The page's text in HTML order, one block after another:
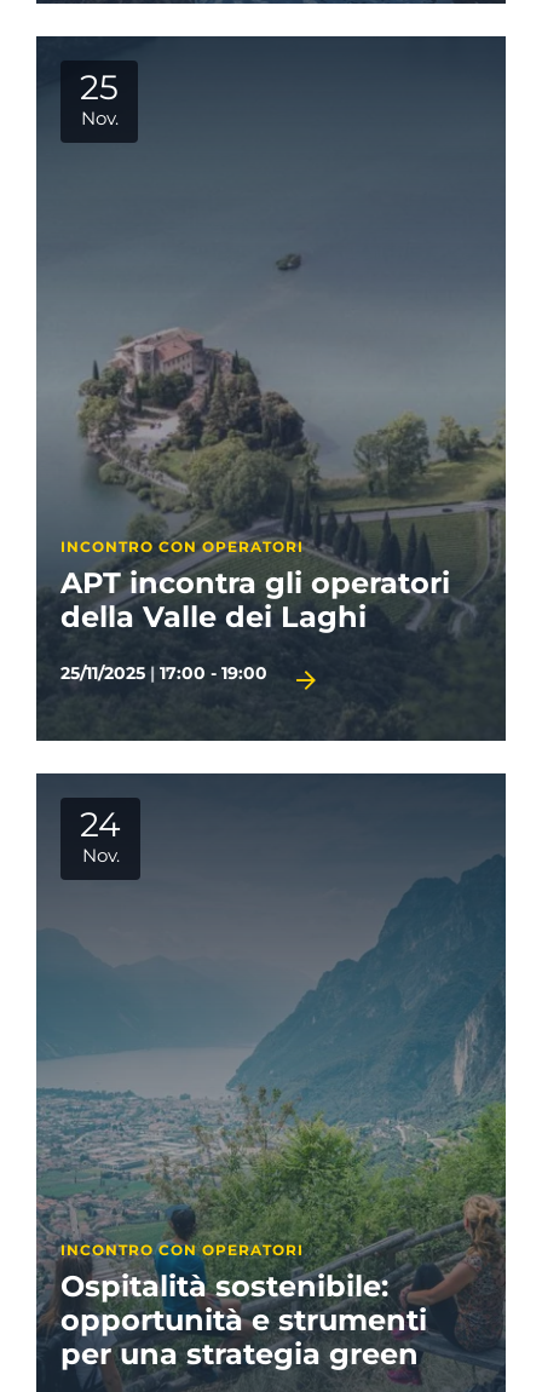
25
Nov.
INCONTRO CON OPERATORI
APT incontra gli operatori
della Valle dei Laghi
25/11/2025 | 17:00 - 19:00
24
Nov.
INCONTRO CON OPERATORI
Ospitalità sostenibile:
opportunità e strumenti
per una strategia green